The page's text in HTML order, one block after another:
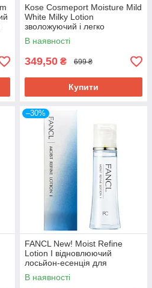
Kose Cosmeport Moisture Mild
White Milky Lotion
зволожуючий і легко
освітлюючий лосьйон з
маточним молочком, 140 мл
В наявності
349,50 ₴ 699 ₴
Купити
–30%
FANCL New! Moist Refine
Lotion I відновлюючий
лосьйон-есенція для
нормальної і жирної шкіри,
30мл. До 10/2026
В наявності